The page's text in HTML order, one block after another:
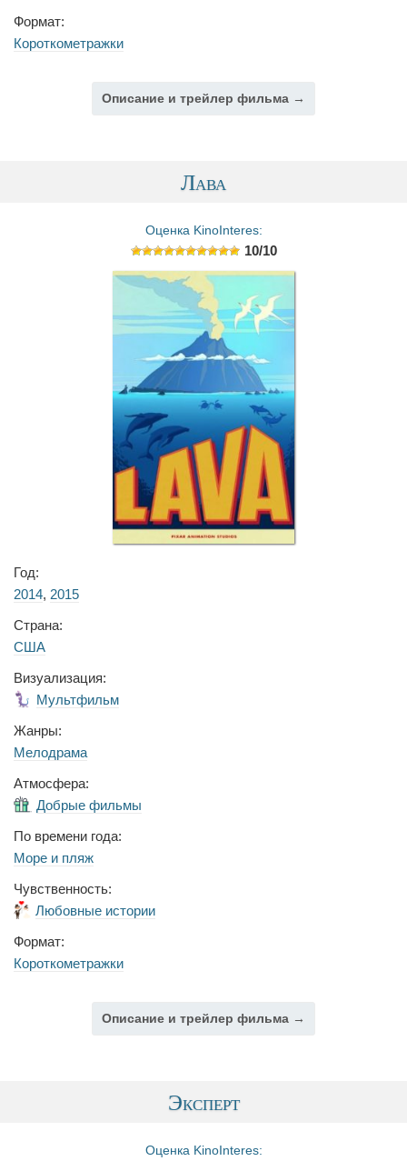
Формат:
Короткометражки
Описание и трейлер фильма →
Лава
Оценка KinoInteres:
10/10
Год:
2014, 2015
Страна:
США
Визуализация:
Мультфильм
Жанры:
Мелодрама
Атмосфера:
Добрые фильмы
По времени года:
Море и пляж
Чувственность:
Любовные истории
Формат:
Короткометражки
Описание и трейлер фильма →
Эксперт
Оценка KinoInteres: